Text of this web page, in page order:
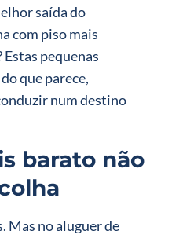
saída do
com piso mais
pequenas
que parece,
num destino
barato não
Mas no aluguer de